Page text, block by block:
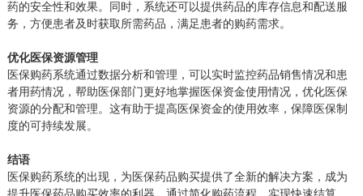
药的安全性和效果。同时，系统还可以提供药品的库存信息和配送服
务，方便患者及时获取所需药品，满足患者的购药需求。
优化医保资源管理
医保购药系统通过数据分析和管理，可以实时监控药品销售情况和患
者用药情况，帮助医保部门更好地掌握医保资金使用情况，优化医保
资源的分配和管理。这有助于提高医保资金的使用效率，保障医保制
度的可持续发展。
结语
医保购药系统的出现，为医保药品购买提供了全新的解决方案，成为